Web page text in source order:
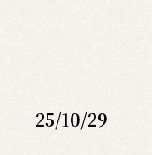
25/10/29